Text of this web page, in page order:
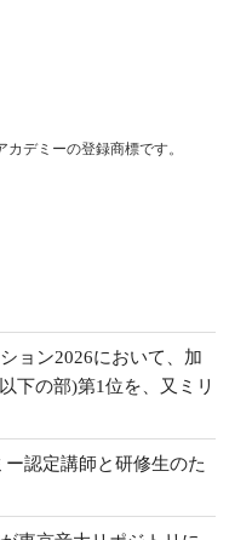
デミーの登録商標です。
ョン2026において、加
下の部)第1位を、又ミリ
認定講師と研修生のた